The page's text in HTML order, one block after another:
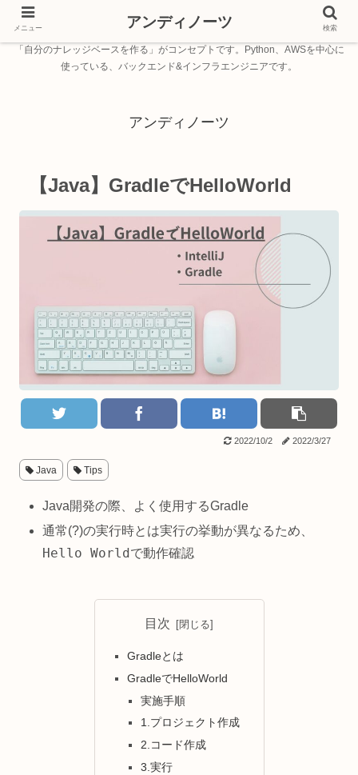
「自分のナレッジベースを作る」がコンセプトです。Python、AWSを中心に
使っている、バックエンド&インフラエンジニアです。
アンディノーツ
【Java】GradleでHelloWorld
2022/10/2 2022/3/27
Java Tips
Java開発の際、よく使用するGradle
通常(?)の実行時とは実行の挙動が異なるため、
Hello World で動作確認
目次
Gradleとは
GradleでHelloWorld
実施手順
1.プロジェクト作成
2.コード作成
3.実行
メニュー アンディノーツ 検索